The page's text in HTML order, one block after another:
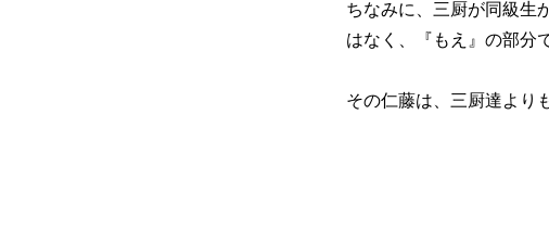
ちなみに、三厨が同級生
はなく、『もえ』の部分
その仁藤は、三厨達より